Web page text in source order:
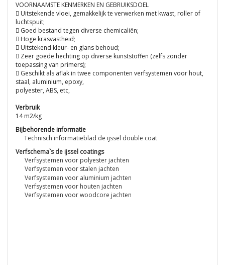
VOORNAAMSTE KENMERKEN EN GEBRUIKSDOEL
 Uitstekende vloei, gemakkelijk te verwerken met kwast, roller of
luchtspuit;
 Goed bestand tegen diverse chemicaliën;
 Hoge krasvastheid;
 Uitstekend kleur- en glans behoud;
 Zeer goede hechting op diverse kunststoffen (zelfs zonder
toepassing van primers);
 Geschikt als aflak in twee componenten verfsystemen voor hout,
staal, aluminium, epoxy,
polyester, ABS, etc,
Verbruik
14 m2/kg
Bijbehorende informatie
Technisch informatieblad de ijssel double coat
Verfschema`s de ijssel coatings
Verfsystemen voor polyester jachten
Verfsystemen voor stalen jachten
Verfsystemen voor aluminium jachten
Verfsystemen voor houten jachten
Verfsystemen voor woodcore jachten